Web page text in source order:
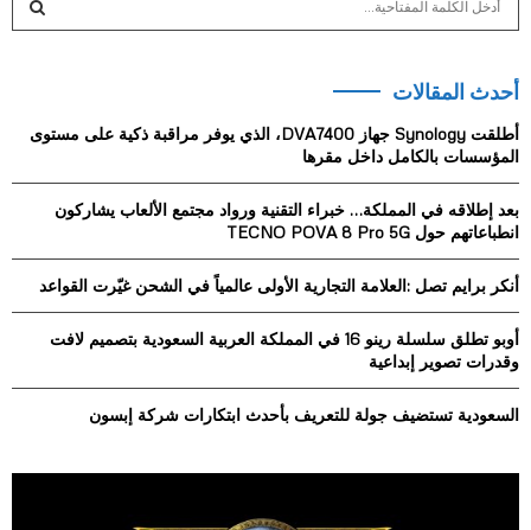
c
h
f
:
A
H
أحدث المقالات
أطلقت Synology جهاز DVA7400، الذي يوفر مراقبة ذكية على مستوى
المؤسسات بالكامل داخل مقرها
بعد إطلاقه في المملكة… خبراء التقنية ورواد مجتمع الألعاب يشاركون
انطباعاتهم حول TECNO POVA 8 Pro 5G
أنكر برايم تصل :العلامة التجارية الأولى عالمياً في الشحن غيّرت القواعد
أوبو تطلق سلسلة رينو 16 في المملكة العربية السعودية بتصميم لافت
وقدرات تصوير إبداعية
السعودية تستضيف جولة للتعريف بأحدث ابتكارات شركة إبسون